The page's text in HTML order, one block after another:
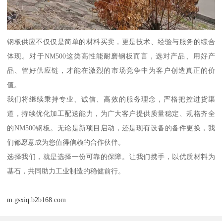
钢板供应不仅仅是简单的材料买卖，更是技术、经验与服务的综合
体现。对于NM500这类高性能耐磨钢板而言，选对产品、用好产
品、管好供应链，才能在激烈的市场竞争中为客户创造真正的价
值。
我们将继续秉持专业、诚信、高效的服务理念，严格把控进货渠
道，持续优化加工配送能力，为广大客户提供质量稳定、规格齐全
的NM500钢板。无论是新项目启动，还是现有设备的备件更换，我
们都愿意成为您值得信赖的合作伙伴。
选择我们，就是选择一份可靠的保障。让我们携手，以优质材料为
基石，共同助力工业制造的稳健前行。
m.gsxiq.b2b168.com